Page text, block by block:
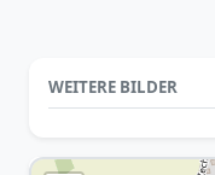
WEITERE BILDER